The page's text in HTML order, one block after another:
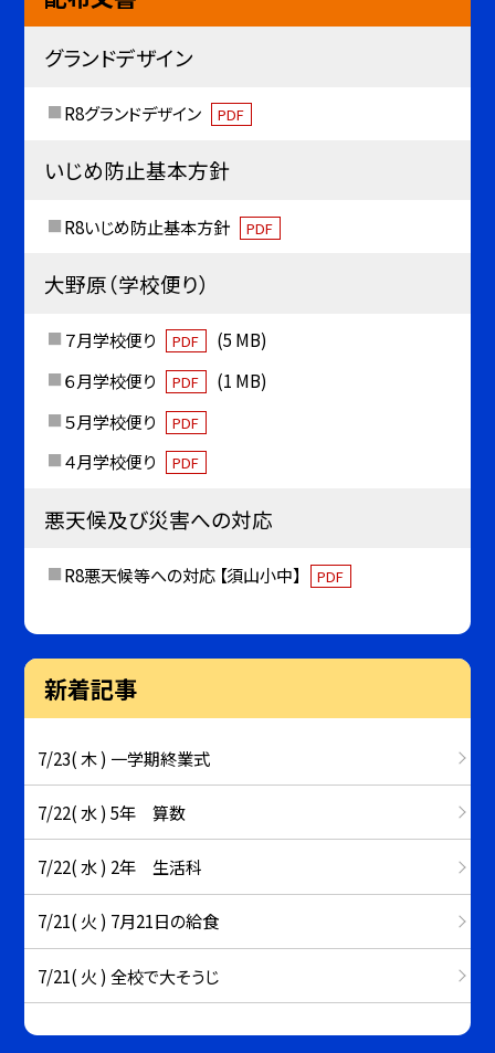
グランドデザイン
R8グランドデザイン PDF
いじめ防止基本方針
R8いじめ防止基本方針 PDF
大野原（学校便り）
７月学校便り PDF
(5 MB)
６月学校便り
PDF
(1 MB)
５月学校便り
PDF
４月学校便り PDF
悪天候及び災害への対応
R8悪天候等への対応 【須山小中】 PDF
新着記事
7/23( 木 ) 一学期終業式
7/22( 水 ) 5年 算数
7/22( 水 ) 2年 生活科
7/21( 火 ) 7月21日の給食
7/21( 火 ) 全校で大そうじ